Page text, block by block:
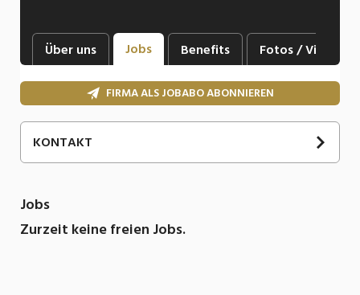
Über uns Jobs Benefits Fotos / Videos
FIRMA ALS JOBABO ABONNIEREN
KONTAKT
Jobs
Zurzeit keine freien Jobs.